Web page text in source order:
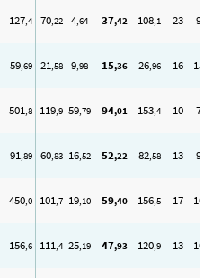
127,4 70,22 4,64 37,42 108,1 23 9
59,69 21,58 9,98 15,36 26,96 16 15
501,8 119,9 59,79 94,01 153,4 10 7
91,89 60,83 16,52 52,22 82,58 13 9
450,0 101,7 19,10 59,40 156,5 17 10
156,6 111,4 25,19 47,93 120,9 13 10